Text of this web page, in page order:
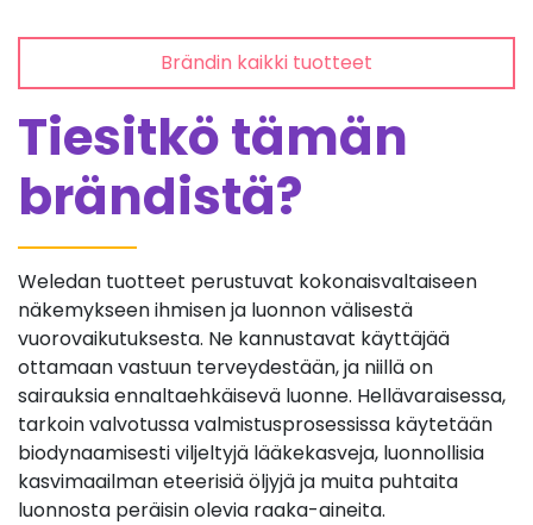
Brändin kaikki tuotteet
Tiesitkö tämän
brändistä?
Weledan tuotteet perustuvat kokonaisvaltaiseen
näkemykseen ihmisen ja luonnon välisestä
vuorovaikutuksesta. Ne kannustavat käyttäjää
ottamaan vastuun terveydestään, ja niillä on
sairauksia ennaltaehkäisevä luonne. Hellävaraisessa,
tarkoin valvotussa valmistusprosessissa käytetään
biodynaamisesti viljeltyjä lääkekasveja, luonnollisia
kasvimaailman eteerisiä öljyjä ja muita puhtaita
luonnosta peräisin olevia raaka-aineita.